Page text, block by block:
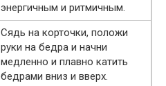
энергичным и ритмичным.
Сядь на корточки, положи
руки на бедра и начни
медленно и плавно катить
бедрами вниз и вверх.